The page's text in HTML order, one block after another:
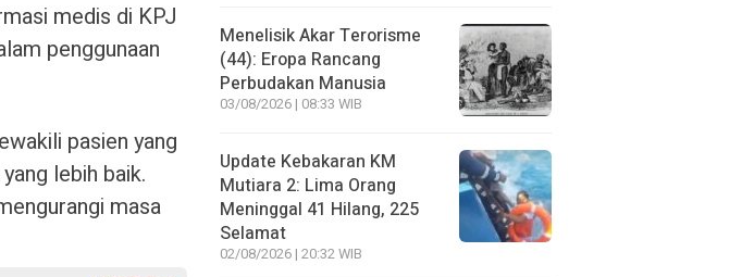
medis di KPJ
penggunaan
pasien yang
lebih baik.
masa
Menelisik Akar Terorisme
(44): Eropa Rancang
Perbudakan Manusia
03/08/2026 | 08:33 WIB
Update Kebakaran KM
Mutiara 2: Lima Orang
Meninggal 41 Hilang, 225
Selamat
02/08/2026 | 20:32 WIB